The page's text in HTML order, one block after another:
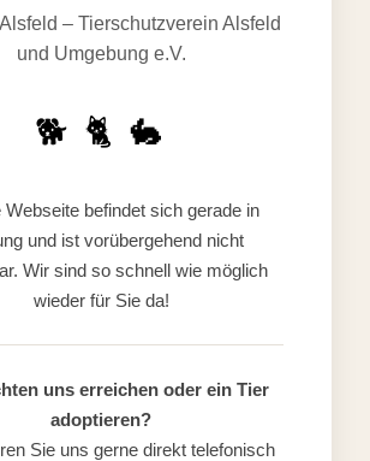
– Tierschutzverein Alsfeld
und Umgebung e.V.
🐕 🐈 🐇
Webseite befindet sich gerade in
und ist vorübergehend nicht
Wir sind so schnell wie möglich
wieder für Sie da!
uns erreichen oder ein Tier
adoptieren?
Sie uns gerne direkt telefonisch